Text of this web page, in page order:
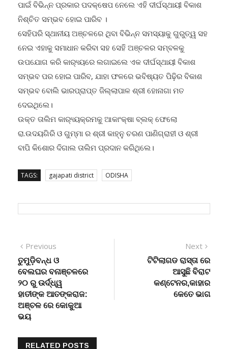
ପାଇଁ ବିଭିନ୍ନ ପ୍ରକାର ପଦକ୍ଷେପ ନେଲେ ଏହି ଦୀର୍ଘସ୍ଥାୟୀ ବିକାଶ
ନିଶ୍ଚିତ ସମ୍ଭବ ହୋଇ ପାରିବ ।
ସେହିପରି ସ୍ଥାନୀୟ ଅଞ୍ଚଳରେ ଥିବା ବିଭିନ୍ନ ସମସ୍ୟାକୁ ଗୁରୁତ୍ୱ ସହ
ନେଇ ଏହାକୁ ସମାଧାନ କରିବା ସହ ସେହି ଅଞ୍ଚଳର ସମ୍ବଳକୁ
ଉପଯୋଗ କରି କାର‌୍ୟ୍ୟରେ ଲଗାଇଲେ ଏକ ଦୀର୍ଘସ୍ଥାୟୀ ବିକାଶ
ସମ୍ଭବ ପର ହୋଇ ପାରିବ, ଯାହା ଫଳରେ ଭବିଷ୍ୟତ ପିଢ଼ିର ବିକାଶ
ସମ୍ଭବ ବୋଲି ଭାରପ୍ରାପ୍ତ ଜିଲ୍ଲାପାଳ ଶ୍ରୀ ହୋନାଗା ମତ
ଦେଇଥିଲେ।
ଉକ୍ତ ତାଲିମ କାର‌୍ୟ୍ୟକ୍ରମକୁ ଆକାଂକ୍ଷା ବ୍ଲକ୍ ଫେଲୋ
ରା.ଉଦୟଗିରି ଓ ଗୁମ୍ମା ର ଶ୍ରୀ କାହ୍ନୁ ଚରଣ ପାଣିଗ୍ରାହୀ ଓ ଶ୍ରୀ
Post
navigation
PreviousPrevious
post:
ତୁମୁଡ଼ିବନ୍ଧ ଓ
ବେଲଘର ବନାଞ୍ଚଳରେ
୨୦ ରୁ ଉର୍ଦ୍ଧ୍ୱ
ହାତୀଙ୍କ ଆତଙ୍କରାଜ:
ଅଞ୍ଚଳ ରେ କୋକୁଆ
Next
post:
ଟିଟିଲାଗଡ ରାସ୍ତା ରେ
ଆସୁଛି ବିରାଟ
କଣ୍ଟେନର,କାହାର